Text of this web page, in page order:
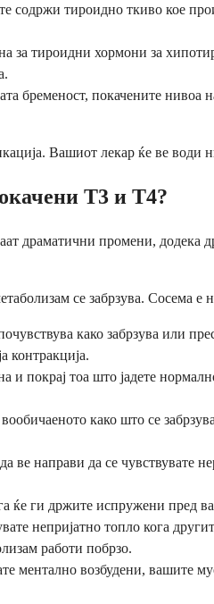
содржи тироидно ткиво кое
за тироидни хормони за
бременост, покачените
Вашиот лекар ќе ве
Т3 и Т4?
драматични промени,
се забрзува. Сосема
како забрзува или
контракција.
и покрај тоа што јадете
како што се
ве направи да се чувствувате
ќе ги држите испружени пред
непријатно топло кога
работи побрзо.
ментално возбудени, вашите